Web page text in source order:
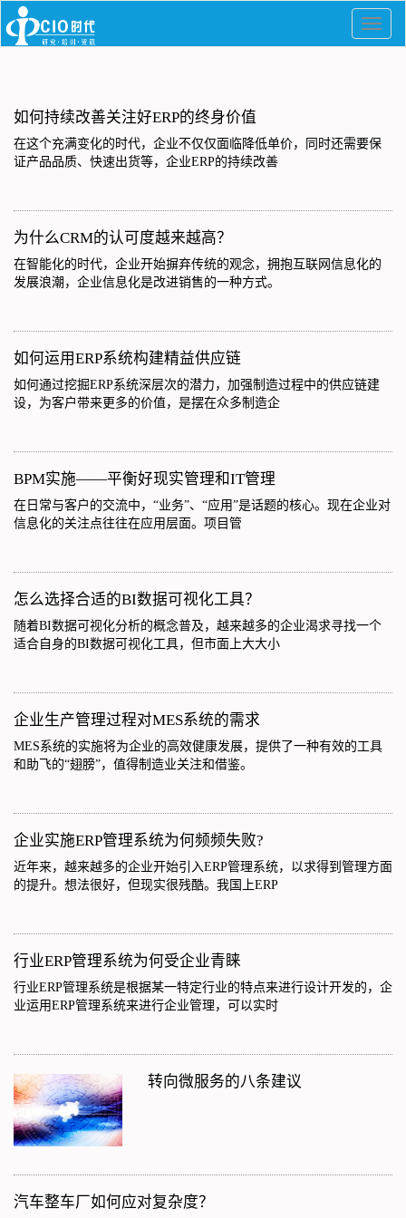
如何持续改善关注好ERP的终身价值
在这个充满变化的时代，企业不仅仅面临降低单价，同时还需要保
证产品品质、快速出货等，企业ERP的持续改善
为什么CRM的认可度越来越高？
在智能化的时代，企业开始摒弃传统的观念，拥抱互联网信息化的
发展浪潮，企业信息化是改进销售的一种方式。
如何运用ERP系统构建精益供应链
如何通过挖掘ERP系统深层次的潜力，加强制造过程中的供应链建
设，为客户带来更多的价值，是摆在众多制造企
BPM实施——平衡好现实管理和IT管理
在日常与客户的交流中，“业务”、“应用”是话题的核心。现在企业对
信息化的关注点往往在应用层面。项目管
怎么选择合适的BI数据可视化工具？
随着BI数据可视化分析的概念普及，越来越多的企业渴求寻找一个
适合自身的BI数据可视化工具，但市面上大大小
企业生产管理过程对MES系统的需求
MES系统的实施将为企业的高效健康发展，提供了一种有效的工具
和助飞的“翅膀”，值得制造业关注和借鉴。
企业实施ERP管理系统为何频频失败?
近年来，越来越多的企业开始引入ERP管理系统，以求得到管理方面
的提升。想法很好，但现实很残酷。我国上ERP
行业ERP管理系统为何受企业青睐
行业ERP管理系统是根据某一特定行业的特点来进行设计开发的，企
业运用ERP管理系统来进行企业管理，可以实时
转向微服务的八条建议
汽车整车厂如何应对复杂度？